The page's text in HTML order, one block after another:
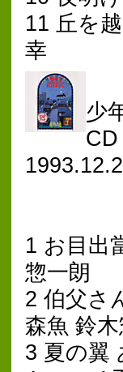
11 丘を
幸
少
1 お目出
惣一朗
2 伯父さ
森魚 鈴
3 夏の翼